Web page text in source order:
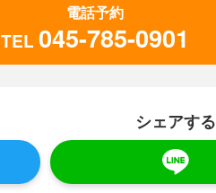
電話予約
TEL 045-785-0901
シェアする